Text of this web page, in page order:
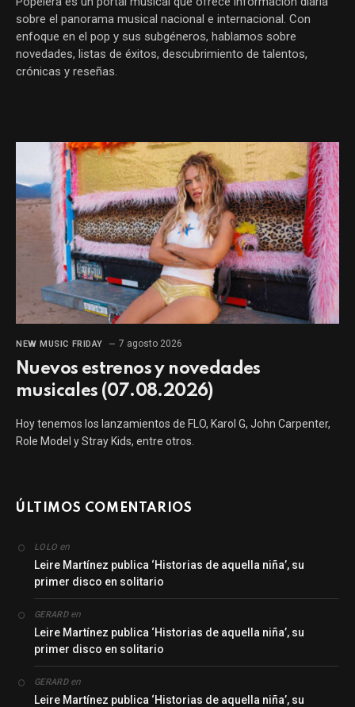
sobre el panorama musical nacional e internacional. Con
enfoque en el pop y sus subgéneros, hablamos sobre
novedades, listas de éxitos, descubrimiento de talentos,
crónicas y reseñas.
NEW MUSIC FRIDAY 7 agosto 2026
Nuevos estrenos y novedades
musicales (07.08.2026)
Hoy tenemos los lanzamientos de FLO, Karol G, John Carpenter,
Role Model y Stray Kids, entre otros.
ÚLTIMOS COMENTARIOS
LOLO en
Leire Martínez publica ‘Historias de aquella niña’, su
primer disco en solitario
GERARDen
Leire Martínez publica ‘Historias de aquella niña’, su
primer disco en solitario
GERARDen
Leire Martínez publica ‘Historias de aquella niña’, su